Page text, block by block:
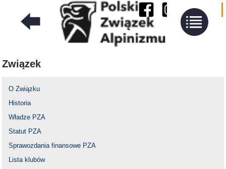
Związek
O Związku
Historia
Władze PZA
Statut PZA
Sprawozdania finansowe PZA
Lista klubów